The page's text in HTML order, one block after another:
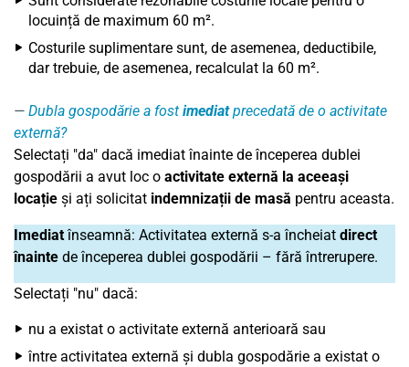
locuință de maximum 60 m².
Costurile suplimentare sunt, de asemenea, deductibile,
dar trebuie, de asemenea, recalculat la 60 m².
Dubla gospodărie a fost imediatprecedată de o activitate
externă?
Selectați "da" dacă imediat înainte de începerea dublei
gospodării a avut loc o activitate externă la aceeași
locație și ați solicitat indemnizații de masă pentru aceasta.
Imediatînseamnă: Activitatea externă s-a încheiat direct
înainte de începerea dublei gospodării – fără întrerupere.
Selectați "nu" dacă:
nu a existat o activitate externă anterioară sau
între activitatea externă și dubla gospodărie a existat o